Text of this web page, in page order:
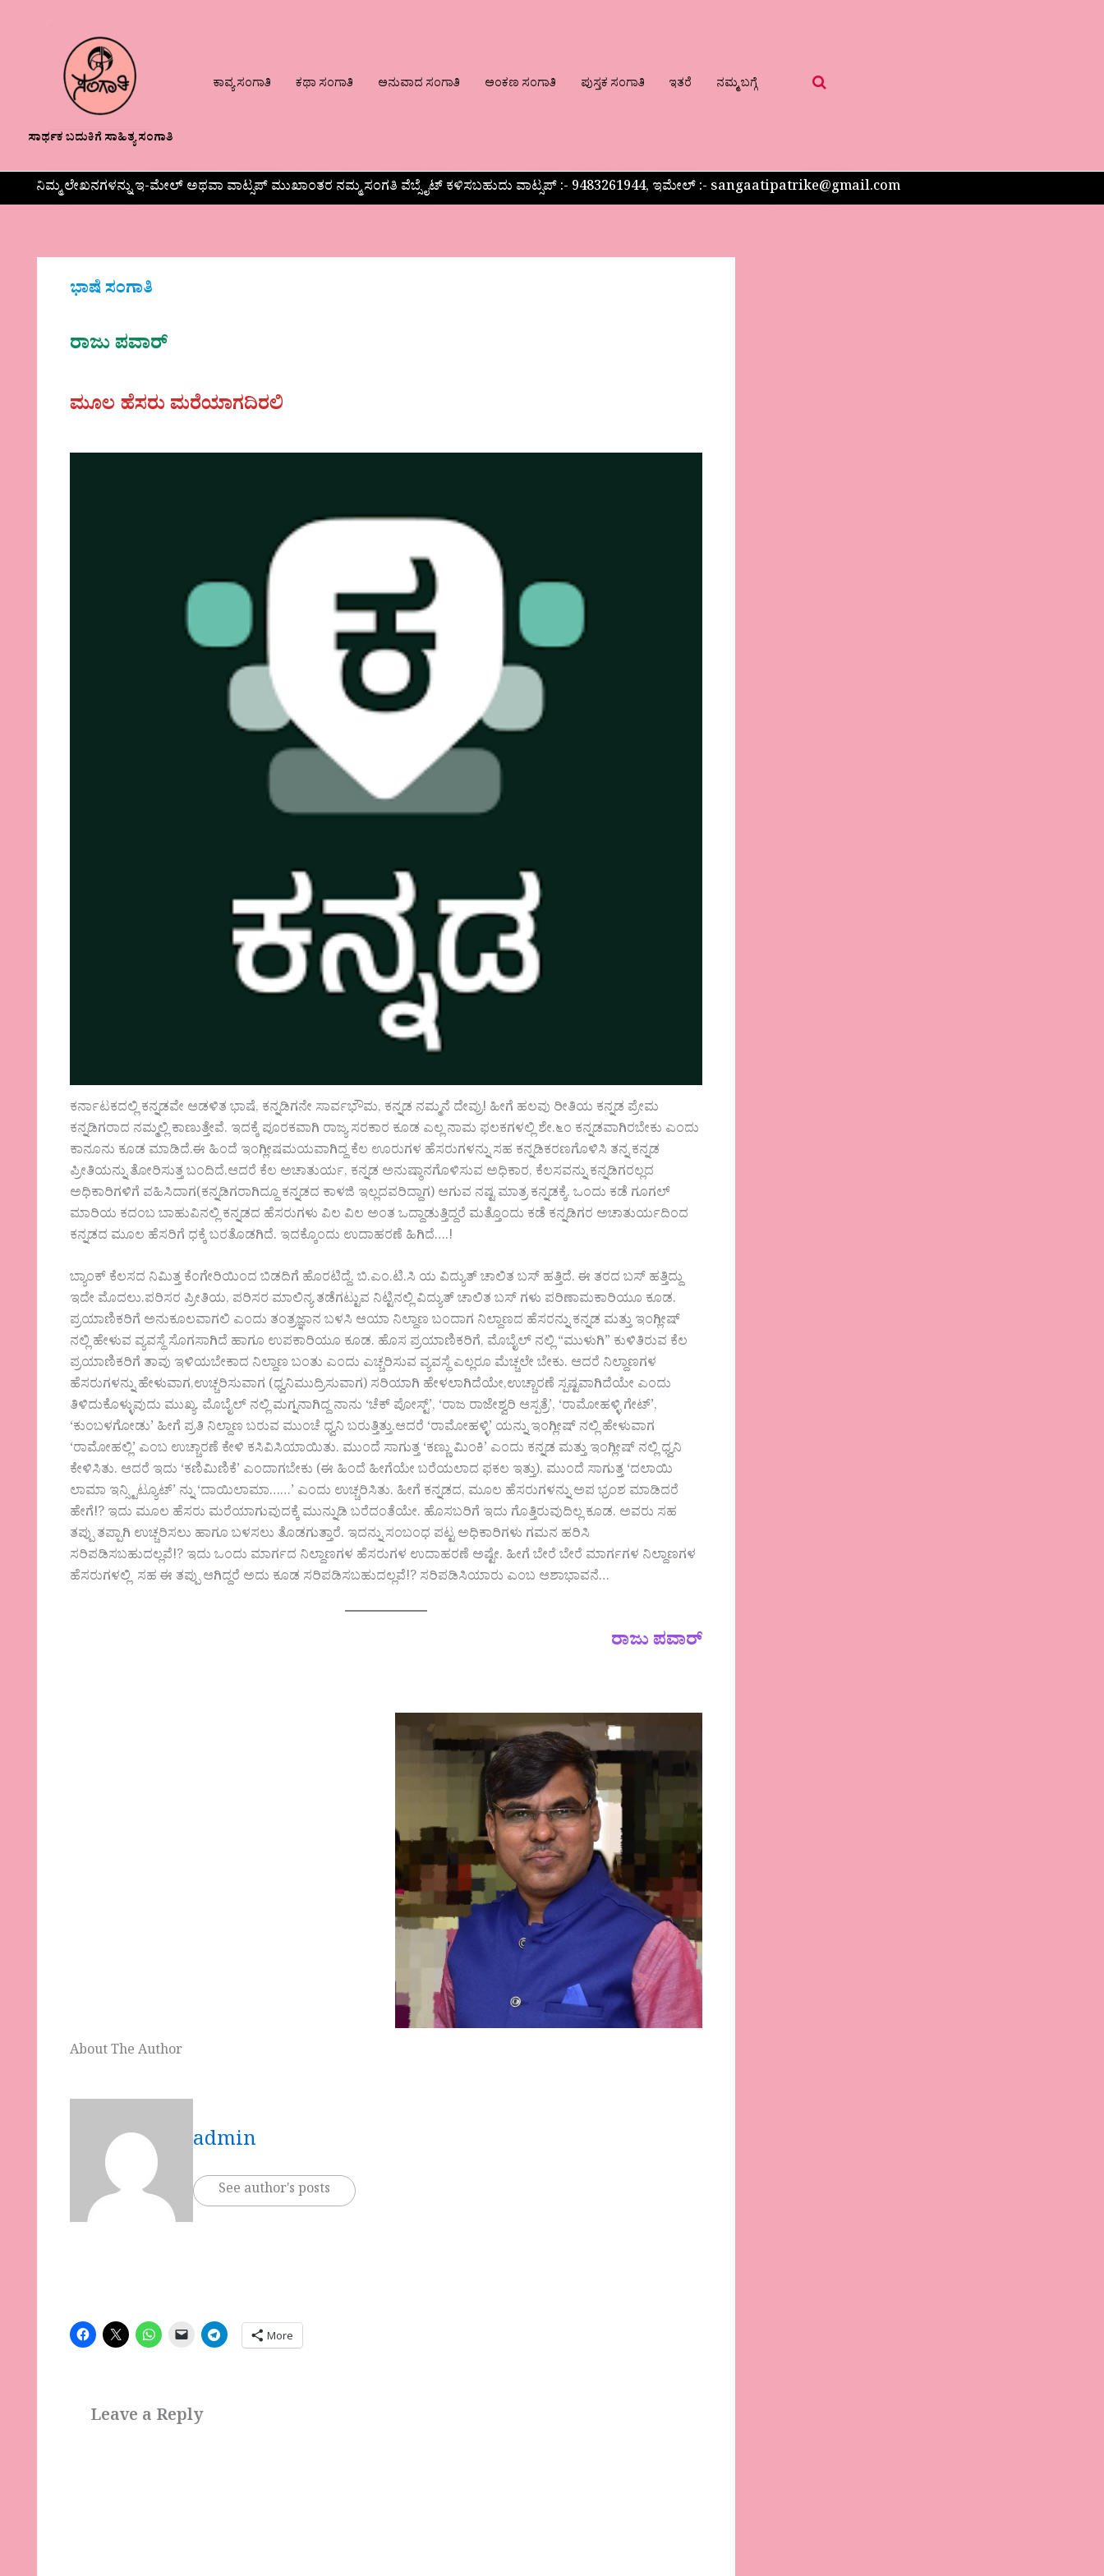
ಸಾರ್ಥಕ ಬದುಕಿಗೆ ಸಾಹಿತ್ಯ ಸಂಗಾತಿ
ಕಾವ್ಯ ಸಂಗಾತಿ ಕಥಾ ಸಂಗಾತಿ ಅನುವಾದ ಸಂಗಾತಿ ಅಂಕಣ ಸಂಗಾತಿ ಪುಸ್ತಕ ಸಂಗಾತಿ ಇತರೆ ನಮ್ಮ ಬಗ್ಗೆ
ನಿಮ್ಮ ಲೇಖನಗಳನ್ನು ಇ-ಮೇಲ್ ಅಥವಾ ವಾಟ್ಸಪ್ ಮುಖಾಂತರ ನಮ್ಮ ಸಂಗತಿ ವೆಬ್ಸೈಟ್ ಕಳಿಸಬಹುದು ವಾಟ್ಸಪ್‌ :- 9483261944, ಇಮೇಲ್ :- sangaatipatrike@gmail.com
ಭಾಷೆ ಸಂಗಾತಿ
ರಾಜು ಪವಾರ್
ಮೂಲ ಹೆಸರು ಮರೆಯಾಗದಿರಲಿ
ಕರ್ನಾಟಕದಲ್ಲಿ ಕನ್ನಡವೇ ಆಡಳಿತ ಭಾಷೆ, ಕನ್ನಡಿಗನೇ ಸಾರ್ವಭೌಮ, ಕನ್ನಡ ನಮ್ಮನೆ ದೇವ್ರು! ಹೀಗೆ ಹಲವು ರೀತಿಯ ಕನ್ನಡ ಪ್ರೇಮ
ಕನ್ನಡಿಗರಾದ ನಮ್ಮಲ್ಲಿ ಕಾಣುತ್ತೇವೆ. ಇದಕ್ಕೆ ಪೂರಕವಾಗಿ ರಾಜ್ಯ ಸರಕಾರ ಕೂಡ ಎಲ್ಲ ನಾಮ ಫಲಕಗಳಲ್ಲಿ ಶೇ.೬೦ ಕನ್ನಡವಾಗಿರಬೇಕು ಎಂದು
ಕಾನೂನು ಕೂಡ ಮಾಡಿದೆ.ಈ ಹಿಂದೆ ಇಂಗ್ಲೀಷಮಯವಾಗಿದ್ದ ಕೆಲ ಊರುಗಳ ಹೆಸರುಗಳನ್ನು ಸಹ ಕನ್ನಡಿಕರಣಗೊಳಿಸಿ ತನ್ನ ಕನ್ನಡ
ಪ್ರೀತಿಯನ್ನು ತೋರಿಸುತ್ತ ಬಂದಿದೆ.ಆದರೆ ಕೆಲ ಅಚಾತುರ್ಯ, ಕನ್ನಡ ಅನುಷ್ಠಾನಗೊಳಿಸುವ ಅಧಿಕಾರ, ಕೆಲಸವನ್ನು ಕನ್ನಡಿಗರಲ್ಲದ
ಅಧಿಕಾರಿಗಳಿಗೆ ವಹಿಸಿದಾಗ(ಕನ್ನಡಿಗರಾಗಿದ್ದೂ ಕನ್ನಡದ ಕಾಳಜಿ ಇಲ್ಲದವರಿದ್ದಾಗ) ಆಗುವ ನಷ್ಟ ಮಾತ್ರ ಕನ್ನಡಕ್ಕೆ. ಒಂದು ಕಡೆ ಗೂಗಲ್
ಮಾರಿಯ ಕದಂಬ ಬಾಹುವಿನಲ್ಲಿ ಕನ್ನಡದ ಹೆಸರುಗಳು ವಿಲ ವಿಲ ಅಂತ ಒದ್ದಾಡುತ್ತಿದ್ದರೆ ಮತ್ತೊಂದು ಕಡೆ ಕನ್ನಡಿಗರ ಅಚಾತುರ್ಯದಿಂದ
ಕನ್ನಡದ ಮೂಲ ಹೆಸರಿಗೆ ಧಕ್ಕೆ ಬರತೊಡಗಿದೆ. ಇದಕ್ಕೊಂದು ಉದಾಹರಣೆ ಹಿಗಿದೆ….!
ಬ್ಯಾಂಕ್ ಕೆಲಸದ ನಿಮಿತ್ತ ಕೆಂಗೇರಿಯಿಂದ ಬಿಡದಿಗೆ ಹೊರಟಿದ್ದೆ. ಬಿ.ಎಂ.ಟಿ.ಸಿ ಯ ವಿದ್ಯುತ್ ಚಾಲಿತ ಬಸ್ ಹತ್ತಿದೆ. ಈ ತರದ ಬಸ್ ಹತ್ತಿದ್ದು
ಇದೇ ಮೊದಲು.ಪರಿಸರ ಪ್ರೀತಿಯ, ಪರಿಸರ ಮಾಲಿನ್ಯ ತಡೆಗಟ್ಟುವ ನಿಟ್ಟಿನಲ್ಲಿ ವಿದ್ಯುತ್ ಚಾಲಿತ ಬಸ್ ಗಳು ಪರಿಣಾಮಕಾರಿಯೂ ಕೂಡ.
ಪ್ರಯಾಣಿಕರಿಗೆ ಅನುಕೂಲವಾಗಲಿ ಎಂದು ತಂತ್ರಜ್ಞಾನ ಬಳಸಿ ಆಯಾ ನಿಲ್ದಾಣ ಬಂದಾಗ ನಿಲ್ದಾಣದ ಹೆಸರನ್ನು ಕನ್ನಡ ಮತ್ತು ಇಂಗ್ಲೀಷ್
ನಲ್ಲಿ ಹೇಳುವ ವ್ಯವಸ್ಥೆ ಸೊಗಸಾಗಿದೆ ಹಾಗೂ ಉಪಕಾರಿಯೂ ಕೂಡ. ಹೊಸ ಪ್ರಯಾಣಿಕರಿಗೆ, ಮೊಬೈಲ್ ನಲ್ಲಿ “ಮುಳುಗಿ” ಕುಳಿತಿರುವ ಕೆಲ
ಪ್ರಯಾಣಿಕರಿಗೆ ತಾವು ಇಳಿಯಬೇಕಾದ ನಿಲ್ದಾಣ ಬಂತು ಎಂದು ಎಚ್ಚರಿಸುವ ವ್ಯವಸ್ಥೆ ಎಲ್ಲರೂ ಮೆಚ್ಚಲೇ ಬೇಕು. ಆದರೆ ನಿಲ್ದಾಣಗಳ
ಹೆಸರುಗಳನ್ನು ಹೇಳುವಾಗ,ಉಚ್ಚರಿಸುವಾಗ (ಧ್ವನಿಮುದ್ರಿಸುವಾಗ) ಸರಿಯಾಗಿ ಹೇಳಲಾಗಿದೆಯೇ,ಉಚ್ಚಾರಣೆ ಸ್ಪಷ್ಟವಾಗಿದೆಯೇ ಎಂದು
ತಿಳಿದುಕೊಳ್ಳುವುದು ಮುಖ್ಯ. ಮೊಬೈಲ್ ನಲ್ಲಿ ಮಗ್ನನಾಗಿದ್ದ ನಾನು ‘ಚೆಕ್ ಪೋಸ್ಟ್’, ‘ರಾಜ ರಾಜೇಶ್ವರಿ ಆಸ್ಪತ್ರೆ’, ‘ರಾಮೋಹಳ್ಳಿ ಗೇಟ್’,
‘ಕುಂಬಳಗೋಡು’ ಹೀಗೆ ಪ್ರತಿ ನಿಲ್ದಾಣ ಬರುವ ಮುಂಚೆ ಧ್ವನಿ ಬರುತ್ತಿತ್ತು.ಆದರೆ ‘ರಾಮೋಹಳ್ಳಿ’ ಯನ್ನು ಇಂಗ್ಲೀಷ್ ನಲ್ಲಿ ಹೇಳುವಾಗ
‘ರಾಮೋಹಲ್ಲಿ’ ಎಂಬ ಉಚ್ಚಾರಣೆ ಕೇಳಿ ಕಸಿವಿಸಿಯಾಯಿತು. ಮುಂದೆ ಸಾಗುತ್ತ ‘ಕಣ್ಣು ಮಿಂಕಿ’ ಎಂದು ಕನ್ನಡ ಮತ್ತು ಇಂಗ್ಲೀಷ್ ನಲ್ಲಿ ಧ್ವನಿ
ಕೇಳಿಸಿತು. ಆದರೆ ಇದು ‘ಕಣಿಮಿಣಿಕೆ’ ಎಂದಾಗಬೇಕು (ಈ ಹಿಂದೆ ಹೀಗೆಯೇ ಬರೆಯಲಾದ ಫಕಲ ಇತ್ತು). ಮುಂದೆ ಸಾಗುತ್ತ ‘ದಲಾಯಿ
ಲಾಮಾ ಇನ್ಸ್ಟಿಟ್ಯೂಟ್’ ನ್ನು ‘ದಾಯಿಲಾಮಾ……’ ಎಂದು ಉಚ್ಚರಿಸಿತು. ಹೀಗೆ ಕನ್ನಡದ, ಮೂಲ ಹೆಸರುಗಳನ್ನು ಅಪ ಭ್ರಂಶ ಮಾಡಿದರೆ
ಹೇಗೆ!? ಇದು ಮೂಲ ಹೆಸರು ಮರೆಯಾಗುವುದಕ್ಕೆ ಮುನ್ನುಡಿ ಬರೆದಂತೆಯೇ. ಹೊಸಬರಿಗೆ ಇದು ಗೊತ್ತಿರುವುದಿಲ್ಲ ಕೂಡ. ಅವರು ಸಹ
ತಪ್ಪು ತಪ್ಪಾಗಿ ಉಚ್ಚರಿಸಲು ಹಾಗೂ ಬಳಸಲು ತೊಡಗುತ್ತಾರೆ. ಇದನ್ನು ಸಂಬಂಧ ಪಟ್ಟ ಅಧಿಕಾರಿಗಳು ಗಮನ ಹರಿಸಿ
ಸರಿಪಡಿಸಬಹುದಲ್ಲವೆ!? ಇದು ಒಂದು ಮಾರ್ಗದ ನಿಲ್ದಾಣಗಳ ಹೆಸರುಗಳ ಉದಾಹರಣೆ ಅಷ್ಟೇ.‌ ಹೀಗೆ ಬೇರೆ ಬೇರೆ ಮಾರ್ಗಗಳ ನಿಲ್ದಾಣಗಳ
ಹೆಸರುಗಳಲ್ಲಿ ಸಹ ಈ ತಪ್ಪು ಆಗಿದ್ದರೆ ಅದು ಕೂಡ ಸರಿಪಡಿಸಬಹುದಲ್ಲವೆ!? ಸರಿಪಡಿಸಿಯಾರು ಎಂಬ ಆಶಾಭಾವನೆ…
ರಾಜು ಪವಾರ್
About The Author
admin
See author's posts
More
Leave a Reply